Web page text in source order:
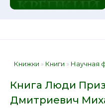
Книжки » Книги » Научная
Книга Люди
Дмитриевич